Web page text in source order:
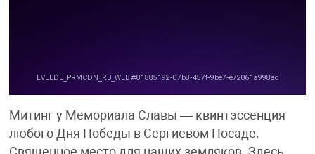
Митинг у Мемориала Славы — квинтэссенция
любого Дня Победы в Сергиевом Посаде.